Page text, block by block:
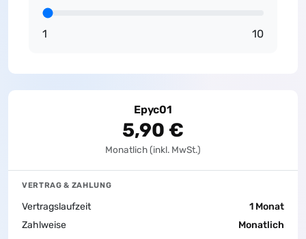
1 10
Epyc01
5,90 €
Monatlich (inkl. MwSt.)
VERTRAG & ZAHLUNG
Vertragslaufzeit
1 Monat
Zahlweise
Monatlich